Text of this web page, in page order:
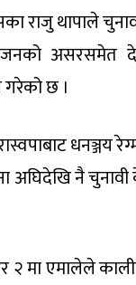
राजु थापाले
असरसमेत
छ ।
धनञ्जय
नै चुनावी
२ मा एमालेले